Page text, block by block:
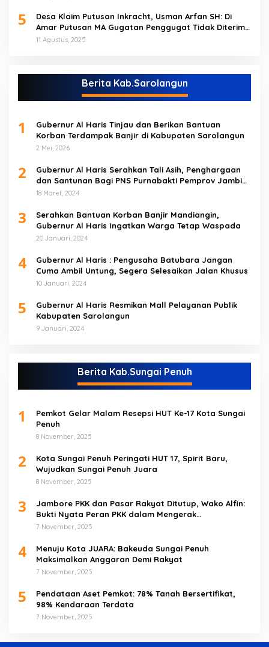
5
Desa Klaim Putusan Inkracht, Usman Arfan SH: Di
Amar Putusan MA Gugatan Penggugat Tidak Diterima
(NO)
11 Agustus, 2025
Berita Kab.Sarolangun
1
Gubernur Al Haris Tinjau dan Berikan Bantuan
Korban Terdampak Banjir di Kabupaten Sarolangun
2 Mei, 2026
2
Gubernur Al Haris Serahkan Tali Asih, Penghargaan
dan Santunan Bagi PNS Purnabakti Pemprov Jambi
Yang Berada di Sarolangun
18 Maret, 2024
3
Serahkan Bantuan Korban Banjir Mandiangin,
Gubernur Al Haris Ingatkan Warga Tetap Waspada
20 Januari, 2024
4
Gubernur Al Haris : Pengusaha Batubara Jangan
Cuma Ambil Untung, Segera Selesaikan Jalan Khusus
10 Januari, 2024
5
Gubernur Al Haris Resmikan Mall Pelayanan Publik
Kabupaten Sarolangun
9 Januari, 2024
Berita Kab.Sungai Penuh
1
Pemkot Gelar Malam Resepsi HUT Ke-17 Kota Sungai
Penuh
8 November, 2025
2
Kota Sungai Penuh Peringati HUT 17, Spirit Baru,
Wujudkan Sungai Penuh Juara
8 November, 2025
3
Jambore PKK dan Pasar Rakyat Ditutup, Wako Alfin:
Bukti Nyata Peran PKK dalam Mengerak
Perekonomian Masyarakat
7 November, 2025
4
Menuju Kota JUARA: Bakeuda Sungai Penuh
Maksimalkan Anggaran Demi Rakyat
7 November, 2025
5
Pendataan Aset Pemkot: 78% Tanah Bersertifikat,
98% Kendaraan Terdata
7 November, 2025